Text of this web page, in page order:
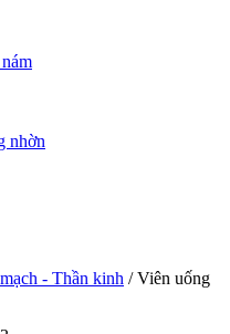
nhờn
- Thần kinh /Viên uống